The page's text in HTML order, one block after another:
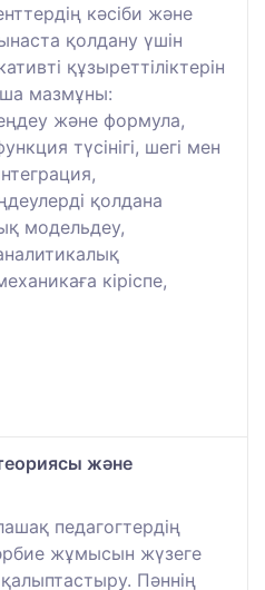
кәсіби және
қолдану үшін
құзыреттіліктерін
мазмұны:
және формула,
түсінігі, шегі мен
қолдана
модельдеу,
кіріспе,
және
педагогтердің
жұмысын жүзеге
Пәннің